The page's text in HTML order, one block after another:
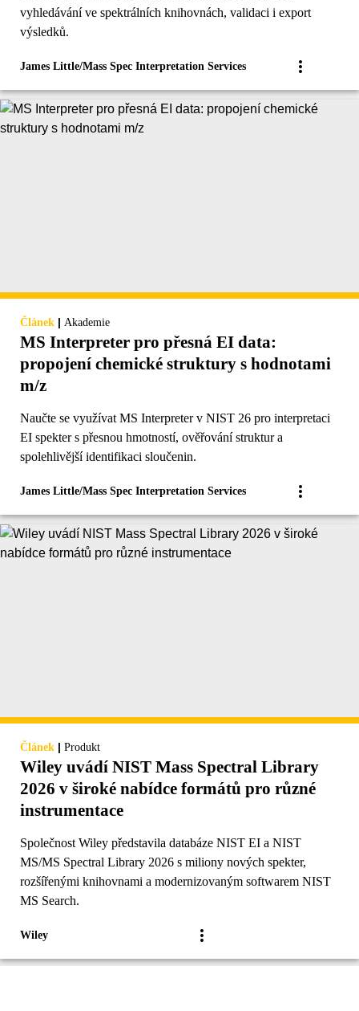
vyhledávání ve spektrálních knihovnách, validaci i export
výsledků.
James Little/Mass Spec Interpretation Services
Článek | Akademie
MS Interpreter pro přesná EI data:
propojení chemické struktury s hodnotami
m/z
Naučte se využívat MS Interpreter v NIST 26 pro interpretaci
EI spekter s přesnou hmotností, ověřování struktur a
spolehlivější identifikaci sloučenin.
James Little/Mass Spec Interpretation Services
Článek | Produkt
Wiley uvádí NIST Mass Spectral Library
2026 v široké nabídce formátů pro různé
instrumentace
Společnost Wiley představila databáze NIST EI a NIST
MS/MS Spectral Library 2026 s miliony nových spekter,
rozšířenými knihovnami a modernizovaným softwarem NIST
MS Search.
Wiley